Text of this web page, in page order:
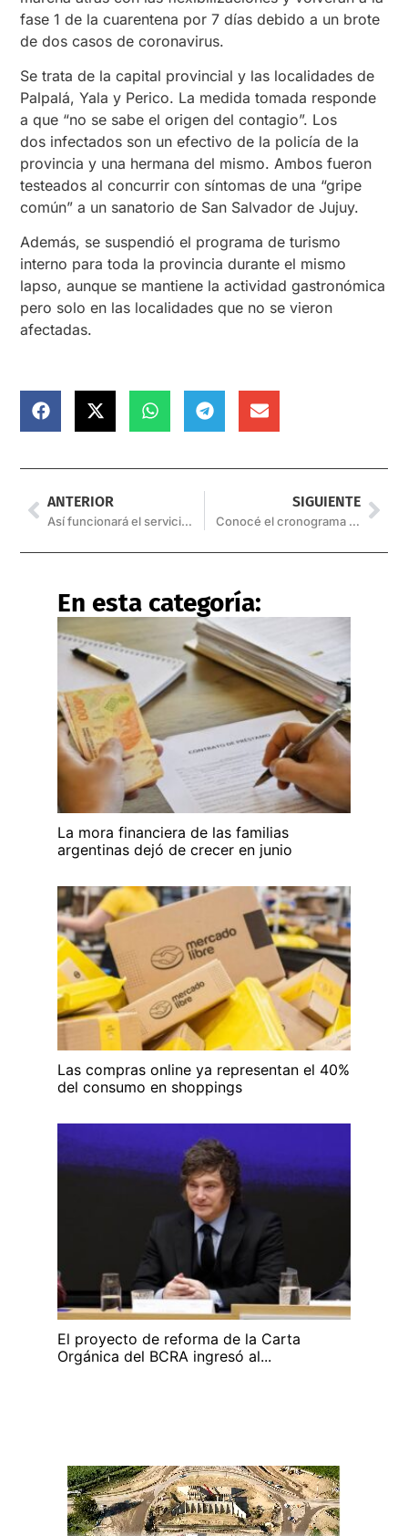
fase 1 de la cuarentena por 7 días debido a un brote
de dos casos de coronavirus.
Se trata de la capital provincial y las localidades de
Palpalá, Yala y Perico. La medida tomada responde
a que “no se sabe el origen del contagio”. Los
dos infectados son un efectivo de la policía de la
provincia y una hermana del mismo. Ambos fueron
testeados al concurrir con síntomas de una “gripe
común” a un sanatorio de San Salvador de Jujuy.
Además, se suspendió el programa de turismo
interno para toda la provincia durante el mismo
lapso, aunque se mantiene la actividad gastronómica
pero solo en las localidades que no se vieron
afectadas.
ANTERIOR
Así funcionará el servicio de SAETA este miércoles feriado
SIGUIENTE
Conocé el cronograma de servicios para este miércoles
En esta categoría:
La mora financiera de las familias
argentinas dejó de crecer en junio
Las compras online ya representan el 40%
del consumo en shoppings
El proyecto de reforma de la Carta
Orgánica del BCRA ingresó al...